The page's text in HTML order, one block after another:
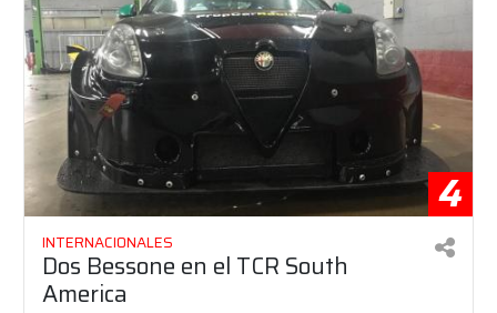
4
INTERNACIONALES
Dos Bessone en el TCR South
America